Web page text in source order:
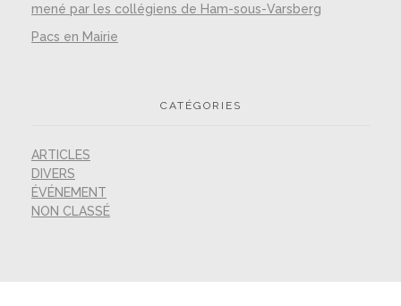
mené par les collégiens de Ham-sous-Varsberg
Pacs en Mairie
CATÉGORIES
ARTICLES
DIVERS
ÉVÉNEMENT
NON CLASSÉ